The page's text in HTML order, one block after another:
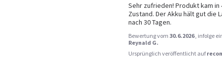
Sehr zufrieden! Produkt kam in
Zustand. Der Akku hält gut die
nach 30 Tagen.
Bewertung vom 30.6.2026 , infolge
Reynald G.
Ursprünglich veröffentlicht auf